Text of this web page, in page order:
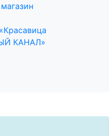
«Красавица
КАНАЛ»